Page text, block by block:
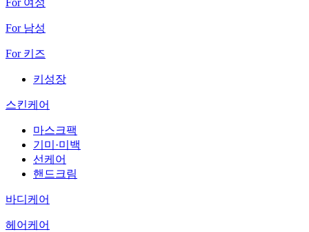
For 남성
For 키즈
키성장
스킨케어
마스크팩
기미·미백
선케어
핸드크림
바디케어
헤어케어